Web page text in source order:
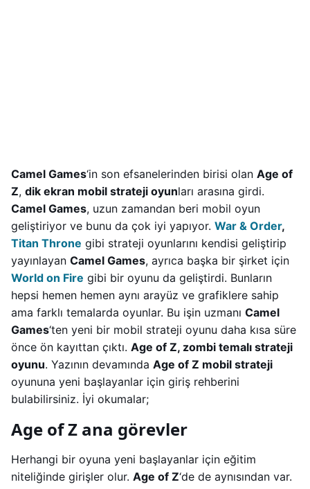
Camel Games‘in son efsanelerinden birisi olan Age of
Z, dik ekran mobil strateji oyunları arasına girdi.
Camel Games, uzun zamandan beri mobil oyun
geliştiriyor ve bunu da çok iyi yapıyor. War & Order,
Titan Throne gibi strateji oyunlarını kendisi geliştirip
yayınlayan Camel Games, ayrıca başka bir şirket için
World on Fire gibi bir oyunu da geliştirdi. Bunların
hepsi hemen hemen aynı arayüz ve grafiklere sahip
ama farklı temalarda oyunlar. Bu işin uzmanı Camel
Games‘ten yeni bir mobil strateji oyunu daha kısa süre
önce ön kayıttan çıktı. Age of Z, zombi temalı strateji
oyunu. Yazının devamında Age of Z mobil strateji
oyununa yeni başlayanlar için giriş rehberini
bulabilirsiniz. İyi okumalar;
Age of Z ana görevler
Herhangi bir oyuna yeni başlayanlar için eğitim
niteliğinde girişler olur. Age of Z‘de de aynısından var.